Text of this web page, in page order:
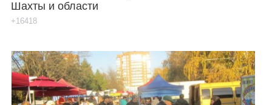
Шахты и области
+16418